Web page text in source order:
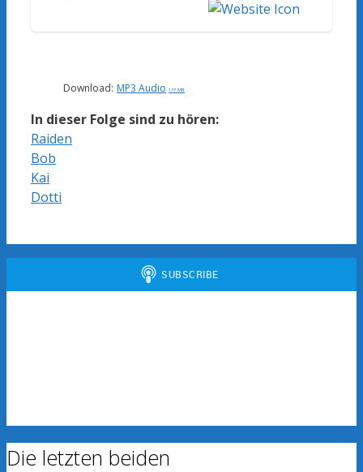
Download: MP3 Audio 137 MB
In dieser Folge sind zu hören:
Raiden
Bob
Kai
Dotti
Die letzten beiden